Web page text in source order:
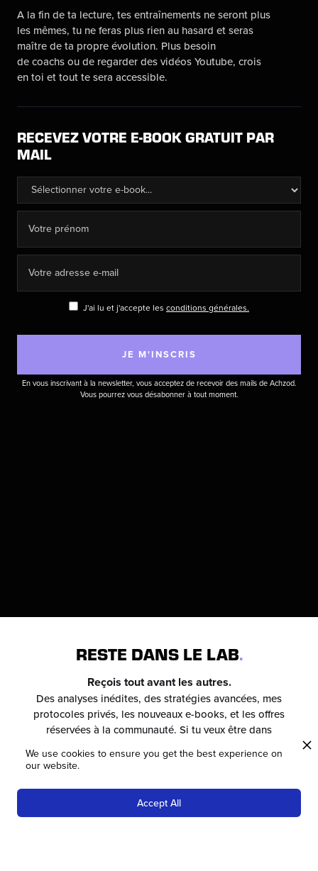
A la fin de ta lecture, tes entraînements ne seront plus
les mêmes, tu ne feras plus rien au hasard et seras
maître de ta propre évolution. Plus besoin
de coachs ou de regarder des vidéos Youtube, crois
en toi et tout te sera accessible.
RECEVEZ VOTRE E-BOOK GRATUIT PAR
MAIL
J'ai lu et j'accepte les conditions générales.
En vous inscrivant à la newsletter, vous acceptez de recevoir des mails de Achzod.
Vous pourrez vous désabonner à tout moment.
RESTE DANS LE LAB.
Reçois tout avant les autres.
Des analyses inédites, des stratégies avancées, mes
protocoles privés, les nouveaux e-books, et les offres
réservées à la communauté. Si tu veux être dans
💬
Diagnostic complet gratuit
DISCOVERY SCAN GRATUIT
×
We use cookies to ensure you get the best experience on
our website.
Accept All